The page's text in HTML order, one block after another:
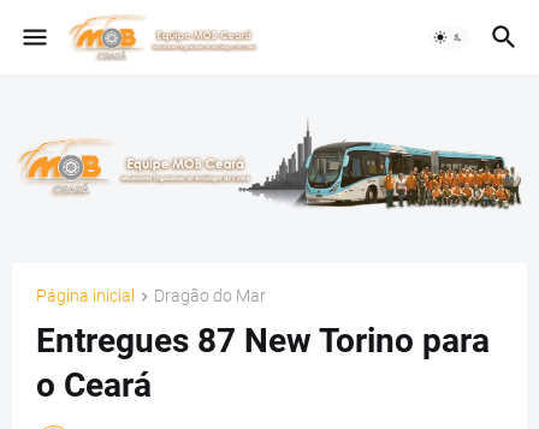
Página inicial Dragão do Mar
Entregues 87 New Torino para
o Ceará